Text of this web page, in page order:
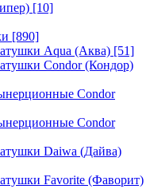
[10]
[890]
Aqua (Аква) [51]
Condor (Кондор)
Condor
Condor
Daiwa (Дайва)
Favorite (Фаворит)